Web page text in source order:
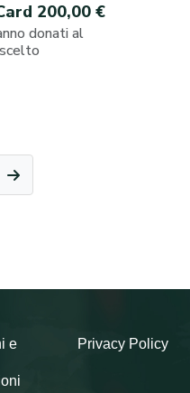
200,00 €
donati al
e Privacy Policy